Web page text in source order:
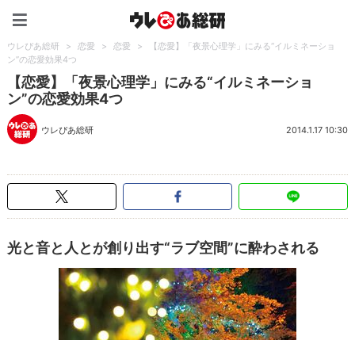
ウレぴあ総研 > 恋愛 > 恋愛 >
【恋愛】「夜景心理学」にみる“イルミネーショ
ン”の恋愛効果4つ
【恋愛】「夜景心理学」にみる“イルミネーショ
ン”の恋愛効果4つ
ウレぴあ総研 2014.1.17 10:30
光と音と人とが創り出す“ラブ空間”に酔わされる